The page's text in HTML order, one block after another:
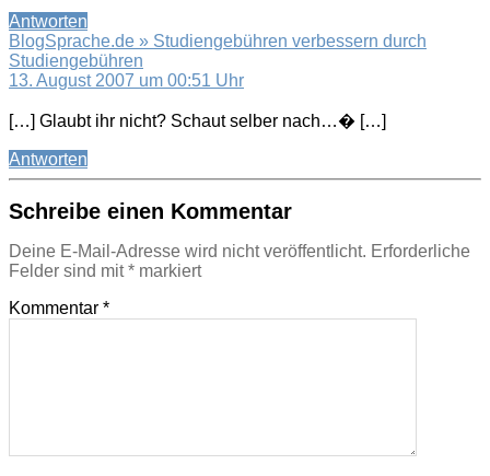
Antworten
BlogSprache.de » Studiengebühren verbessern durch
Studiengebühren
13. August 2007 um 00:51 Uhr
[…] Glaubt ihr nicht? Schaut selber nach…� […]
Antworten
Schreibe einen Kommentar
Deine E-Mail-Adresse wird nicht veröffentlicht. Erforderliche
Felder sind mit* markiert
Kommentar *